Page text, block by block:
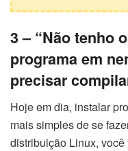
3 – “Não tenho
programa em
precisar
Hoje em dia, instalar
mais simples de se
distribuição Linux,